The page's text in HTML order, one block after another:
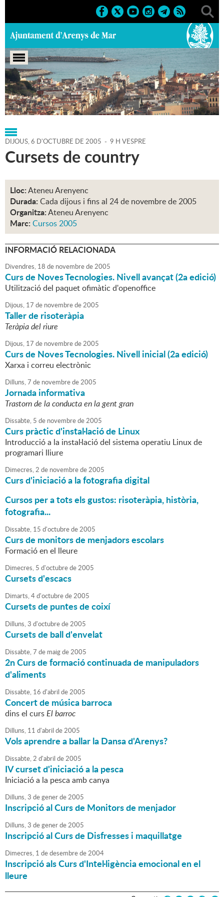
Portada > Regidories > Cultura > Agenda > 06-10-2005
DIJOUS,6 D'OCTUBRE DE 2005 - 9 H VESPRE
Cursets de country
Lloc:Ateneu Arenyenc
Durada: Cada dijous i fins al 24 de novembre de 2005
Organitza:Ateneu Arenyenc
Marc: Cursos 2005
INFORMACIÓ RELACIONADA
Divendres, 18 de novembrede2005
Curs de Noves Tecnologies. Nivell avançat (2a edició)
Utilització del paquet ofimàtic d'openoffice
Dijous, 17 de novembrede2005
Taller de risoteràpia
Teràpia del riure
Dijous, 17 de novembrede2005
Curs de Noves Tecnologies. Nivell inicial (2a edició)
Xarxa i correu electrònic
Dilluns,7 de novembrede2005
Jornada informativa
Trastorn de la conducta en la gent gran
Dissabte, 5 de novembrede2005
Curs pràctic d'instal·lació de Linux
Introducció a la instal·lació del sistema operatiu Linux de
programari lliure
Dimecres,2 de novembrede2005
Curs d'iniciació a la fotografia digital
Cursos per a tots els gustos: risoteràpia, història,
fotografia...
Dissabte, 15 d'octubrede2005
Curs de monitors de menjadors escolars
Formació en el lleure
Dimecres, 5 d'octubrede2005
Cursets d'escacs
Dimarts,4d'octubrede2005
Cursets de puntes de coixí
Dilluns,3 d'octubrede2005
Cursets de ball d'envelat
Dissabte,7 de maigde2005
2n Curs de formació continuada de manipuladors
d'aliments
Dissabte, 16 d'abril de2005
Concert de música barroca
dins el cursEl barroc
Dilluns, 11 d'abril de2005
Vols aprendre a ballar la Dansa d'Arenys?
Dissabte,2 d'abril de2005
IV curset d'iniciació a la pesca
Iniciació a la pesca amb canya
Dilluns,3 degenerde2005
Inscripció al Curs de Monitors de menjador
Dilluns,3 degenerde2005
Inscripció al Curs de Disfresses i maquillatge
Dimecres, 1 dedesembrede2004
Inscripció als Curs d'Intel·ligència emocional en el
lleure